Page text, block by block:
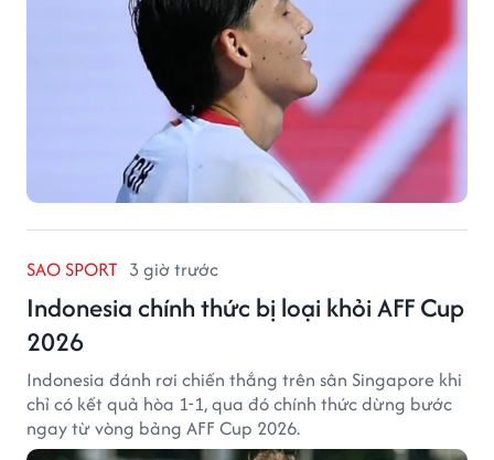
SAO SPORT 3 giờ trước
Indonesia chính thức bị loại khỏi AFF Cup
2026
Indonesia đánh rơi chiến thắng trên sân Singapore khi
chỉ có kết quả hòa 1-1, qua đó chính thức dừng bước
ngay từ vòng bảng AFF Cup 2026.